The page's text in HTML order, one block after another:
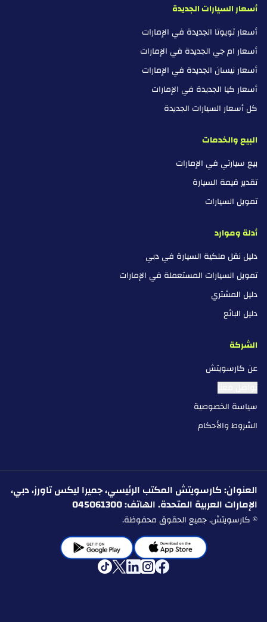
أسعار السيارات الجديدة
أسعار تويوتا الجديدة في الإمارات
أسعار ام جي الجديدة في الإمارات
أسعار نيسان الجديدة في الإمارات
أسعار كيا الجديدة في الإمارات
كل أسعار السيارات الجديدة
البيع والخدمات
بيع سيارتي في الإمارات
تقدير قيمة السيارة
تمويل السيارات
أدلة وموارد
دليل نقل ملكية السيارة في دبي
تمويل السيارات المستعملة في الإمارات
دليل المشتري
دليل البائع
الشركة
عن كارسويتش
تواصل معنا
سياسة الخصوصية
الشروط والأحكام
العنوان: كارسويتش المكتب الرئيسي، جميرا ليكس تاورز، دبي،
الإمارات العربية المتحدة. الهاتف: 045061300
© كارسويتش. جميع الحقوق محفوظة.